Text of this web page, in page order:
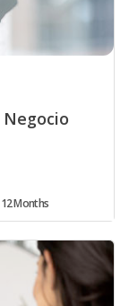
12 Months